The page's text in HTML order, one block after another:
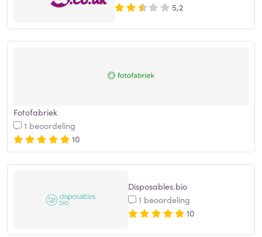
5,2
Fotofabriek
1 beoordeling
10
Disposables.bio
1 beoordeling
10